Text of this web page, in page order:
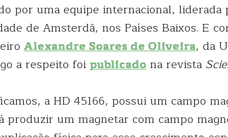
por uma equipe internacional, liderada
de Amsterdã, nos Países Baixos. E
Alexandre Soares de Oliveira, da
a respeito foi publicadona revista
a HD 45166, possui um campo
produzir um magnetar com campo